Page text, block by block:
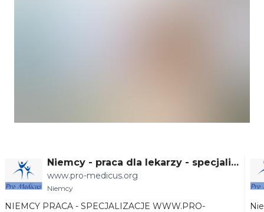
Niemcy - praca dla lekarzy - specjaliz
acje
www.pro-medicus.org
Niemcy
NIEMCY PRACA - SPECJALIZACJE WWW.PRO-